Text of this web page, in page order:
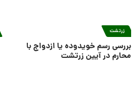
زرتشت
بررسی رسم خویدوده یا ازدواج با
محارم در آیین زرتشت